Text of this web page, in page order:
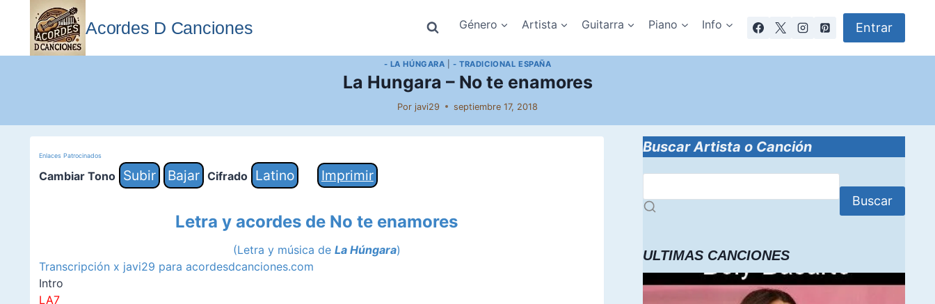
contenido
Acordes D Canciones Género Artista Guitarra Piano Info Entrar
- LA HÚNGARA |- TRADICIONAL ESPAÑA
La Hungara – No te enamores
Por javi29 septiembre 17, 2018
Enlaces Patrocinados
Cambiar Tono Subir Bajar Cifrado Latino Imprimir
Letra y acordes de No te enamores
(Letra y música de La Húngara)
Transcripción x javi29 para acordesdcanciones.com
Intro
LA7
Buscar Artista o Canción
Buscar
ULTIMAS CANCIONES